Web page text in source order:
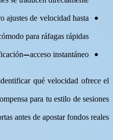
ajustes de velocidad hasta
para ráfagas rápidas.
instantáneo.
qué velocidad ofrece el
para tu estilo de sesiones
antes de apostar fondos reales.